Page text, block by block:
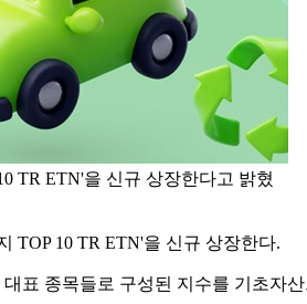
TR ETN'을 신규 상장한다고 밝혔
TOP 10 TR ETN'을 신규 상장한다.
표 종목들로 구성된 지수를 기초자